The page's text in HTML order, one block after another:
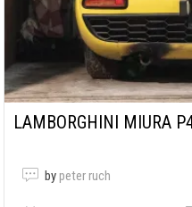
LAMBORGHINI MIURA
by peter ruch